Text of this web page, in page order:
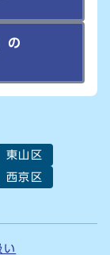
の
東山区
西京区
い